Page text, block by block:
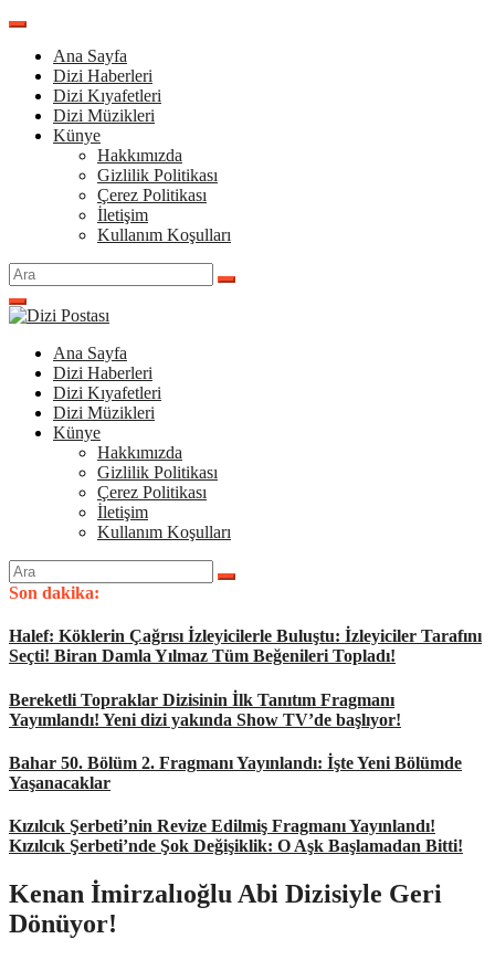
İçeriğe
Ana Sayfa
Dizi Haberleri
Dizi Kıyafetleri
Dizi Müzikleri
Künye
Hakkımızda
Gizlilik Politikası
Çerez Politikası
İletişim
Kullanım Koşulları
Arama
yap:
Ana Sayfa
Dizi Haberleri
Dizi Kıyafetleri
Dizi Müzikleri
Künye
Hakkımızda
Gizlilik Politikası
Çerez Politikası
İletişim
Kullanım Koşulları
Arama
yap:
Son dakika:
Halef: Köklerin Çağrısı İzleyicilerle Buluştu: İzleyiciler Tarafını
Seçti! Biran Damla Yılmaz Tüm Beğenileri Topladı!
Bereketli Topraklar Dizisinin İlk Tanıtım Fragmanı
Yayımlandı! Yeni dizi yakında Show TV’de başlıyor!
Bahar 50. Bölüm 2. Fragmanı Yayınlandı: İşte Yeni Bölümde
Yaşanacaklar
Kızılcık Şerbeti’nin Revize Edilmiş Fragmanı Yayınlandı!
Kızılcık Şerbeti’nde Şok Değişiklik: O Aşk Başlamadan Bitti!
Kenan İmirzalıoğlu Abi Dizisiyle Geri
Dönüyor!